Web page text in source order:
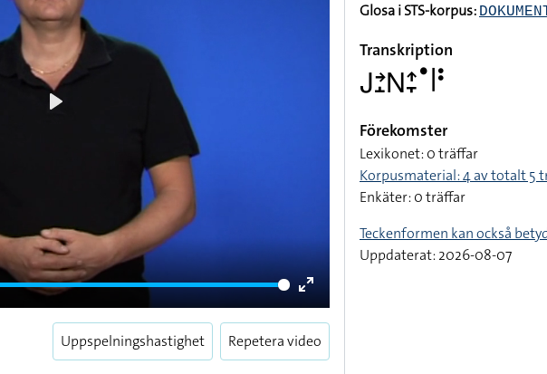
Enter
fullscreen
Uppspelningshastighet Repetera video
Glosa i STS-korpus:
Transkription
􌤢􌥔􌤸􌥌􌤴􌥙􌤟􌥼􌥻
Förekomster
Lexikonet: 0 träffar
Korpusmaterial: 4 av totalt 5
Enkäter: 0 träffar
Teckenformen kan också
Uppdaterat: 2026-08-07